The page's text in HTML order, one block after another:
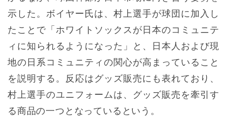
示した。ボイヤー氏は、村上選手が球団に加入し
たことで「ホワイトソックスが日本のコミュニテ
ィに知られるようになった」と、日本人および現
地の日系コミュニティの関心が高まっていること
を説明する。反応はグッズ販売にも表れており、
村上選手のユニフォームは、グッズ販売を牽引す
る商品の一つとなっているという。